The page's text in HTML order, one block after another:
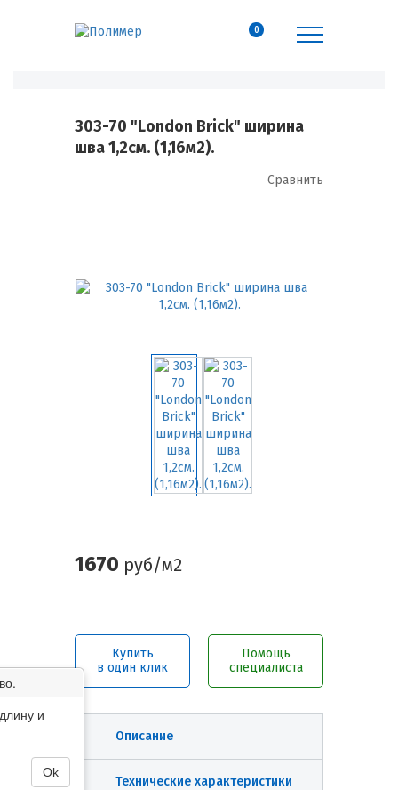
0
303-70 "London Brick" ширина
шва 1,2см. (1,16м2).
Сравнить
1670 руб/м2
Купить
в один клик
Помощь
специалиста
Описание
Технические характеристики
и
Ok